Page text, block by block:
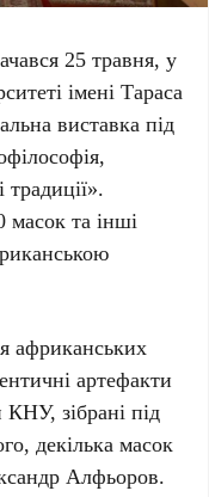
25 травня, у
імені Тараса
виставка під
.
масок та інші
африканських
артефакти
КНУ, зібрані під
декілька масок
Алфьоров.